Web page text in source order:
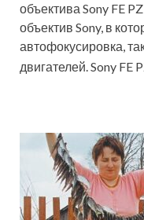
объектива Sony FE
объектив Sony, в
автофокусировка,
двигателей. Sony FE